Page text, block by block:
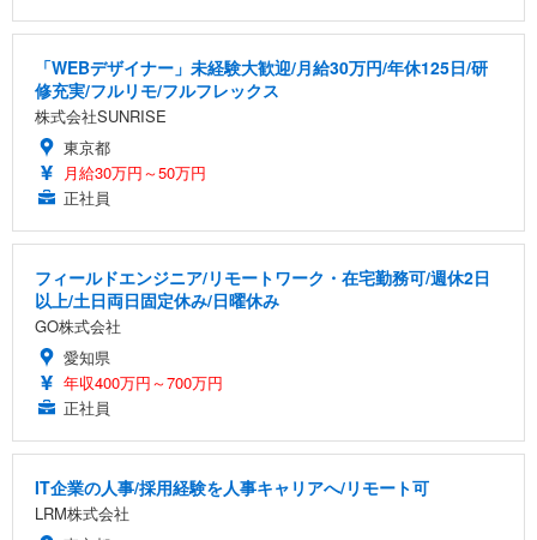
「WEBデザイナー」未経験大歓迎/月給30万円/年休125日/研
修充実/フルリモ/フルフレックス
株式会社SUNRISE
東京都
月給30万円～50万円
正社員
フィールドエンジニア/リモートワーク・在宅勤務可/週休2日
以上/土日両日固定休み/日曜休み
GO株式会社
愛知県
年収400万円～700万円
正社員
IT企業の人事/採用経験を人事キャリアへ/リモート可
LRM株式会社